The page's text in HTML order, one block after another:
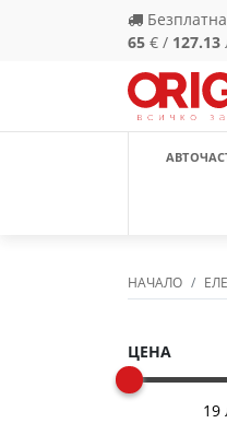
65 € / 127.13
НАЧАЛО
ЦЕНА